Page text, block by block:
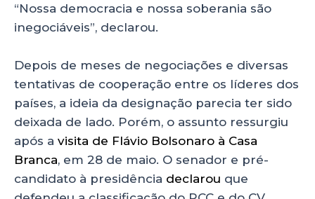
“Nossa democracia e nossa soberania são
inegociáveis”, declarou.
Depois de meses de negociações e diversas
tentativas de cooperação entre os líderes dos
países, a ideia da designação parecia ter sido
deixada de lado. Porém, o assunto ressurgiu
após a visita de Flávio Bolsonaro à Casa
Branca, em 28 de maio. O senador e pré-
candidato à presidência declarou que